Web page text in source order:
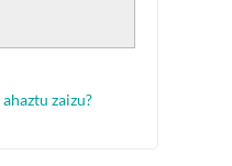
zaizu?